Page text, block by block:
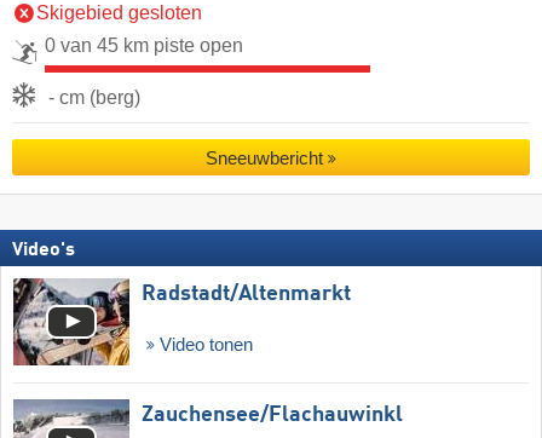
Skigebied gesloten
0 van 45 km piste open
- cm (berg)
Sneeuwbericht
Video's
Radstadt/​Altenmarkt
Video tonen
Zauchensee/​Flachauwinkl